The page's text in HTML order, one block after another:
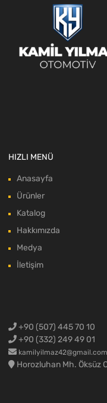
HIZLI MENÜ
Anasayfa
Ürünler
Katalog
Hakkımızda
Medya
İletişim
+90 (507) 445 70 10
+90 (332) 249 49 01
kamilyilmaz42@gmail.com
Horozluhan Mh. Öksüz